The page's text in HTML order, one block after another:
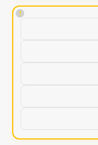
!